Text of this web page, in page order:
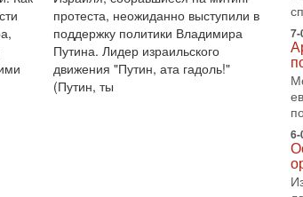
протеста, неожиданно выступили в
поддержку политики Владимира
Путина. Лидер израильского
движения "Путин, ата гадоль!"
(Путин, ты
2-
7-
6-